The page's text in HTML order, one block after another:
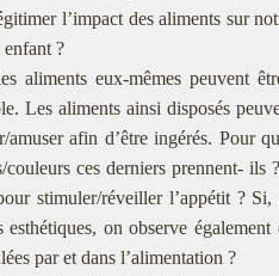
l’impact des aliments sur
enfant ?
aliments eux-mêmes peuvent
Les aliments ainsi disposés
amuser afin d’être ingérés. Pour
couleurs ces derniers prennent-
stimuler/réveiller l’appétit ?
esthétiques, on observe
par et dans l’alimentation ?